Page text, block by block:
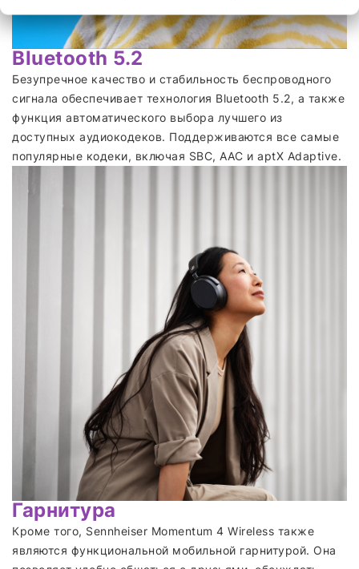
Bluetooth 5.2
Безупречное качество и стабильность беспроводного
сигнала обеспечивает технология Bluetooth 5.2, а также
функция автоматического выбора лучшего из
доступных аудиокодеков. Поддерживаются все самые
популярные кодеки, включая SBC, AAC и aptX Adaptive.
Гарнитура
Кроме того, Sennheiser Momentum 4 Wireless также
являются функциональной мобильной гарнитурой. Она